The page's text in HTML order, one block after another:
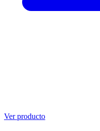
Ver producto